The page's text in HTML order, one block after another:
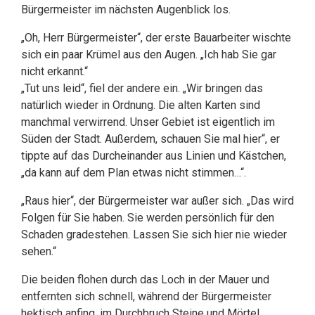
Bürgermeister im nächsten Augenblick los.
„Oh, Herr Bürgermeister“, der erste Bauarbeiter wischte
sich ein paar Krümel aus den Augen. „Ich hab Sie gar
nicht erkannt.“
„Tut uns leid“, fiel der andere ein. „Wir bringen das
natürlich wieder in Ordnung. Die alten Karten sind
manchmal verwirrend. Unser Gebiet ist eigentlich im
Süden der Stadt. Außerdem, schauen Sie mal hier“, er
tippte auf das Durcheinander aus Linien und Kästchen,
„da kann auf dem Plan etwas nicht stimmen…“.
„Raus hier“, der Bürgermeister war außer sich. „Das wird
Folgen für Sie haben. Sie werden persönlich für den
Schaden gradestehen. Lassen Sie sich hier nie wieder
sehen.“
Die beiden flohen durch das Loch in der Mauer und
entfernten sich schnell, während der Bürgermeister